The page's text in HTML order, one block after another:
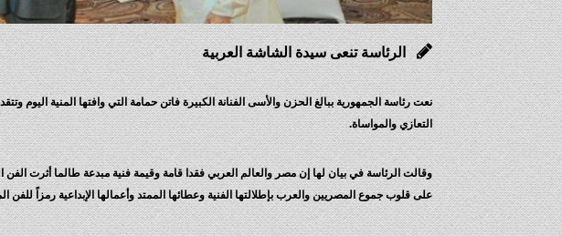
الرئاسة تنعى سيدة الشاشة العربية
نعت رئاسة الجمهورية ببالغ الحزن والأسى الفنانة الكبيرة فاتن حمامة التي وافتها المنية اليوم
التعازي والمواساة.
وقالت الرئاسة في بيان لها إن مصر والعالم العربي فقدا قامة وقيمة فنية مبدعة طالما أثرت
على قلوب جموع المصريين والعرب بإطلالتها الفنية وعطائها الممتد وأعمالها الإبداعية رمزاً للفن